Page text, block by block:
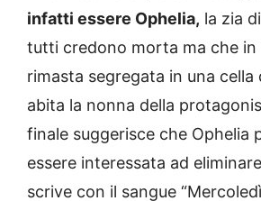
infatti essere Ophelia, la zia
tutti credono morta ma che in
rimasta segregata in una cella
abita la nonna della
finale suggerisce che Ophelia
essere interessata ad
scrive con il sangue